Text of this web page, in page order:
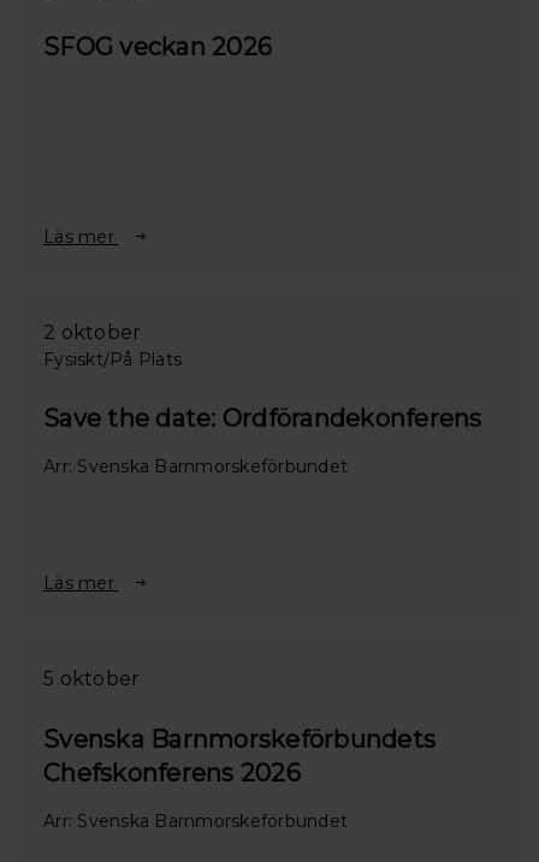
SFOG veckan 2026
Läs mer
2 oktober
Fysiskt/På Plats
Save the date: Ordförandekonferens
Arr: Svenska Barnmorskeförbundet
Läs mer
5 oktober
Svenska Barnmorskeförbundets
Chefskonferens 2026
Arr: Svenska Barnmorskeförbundet